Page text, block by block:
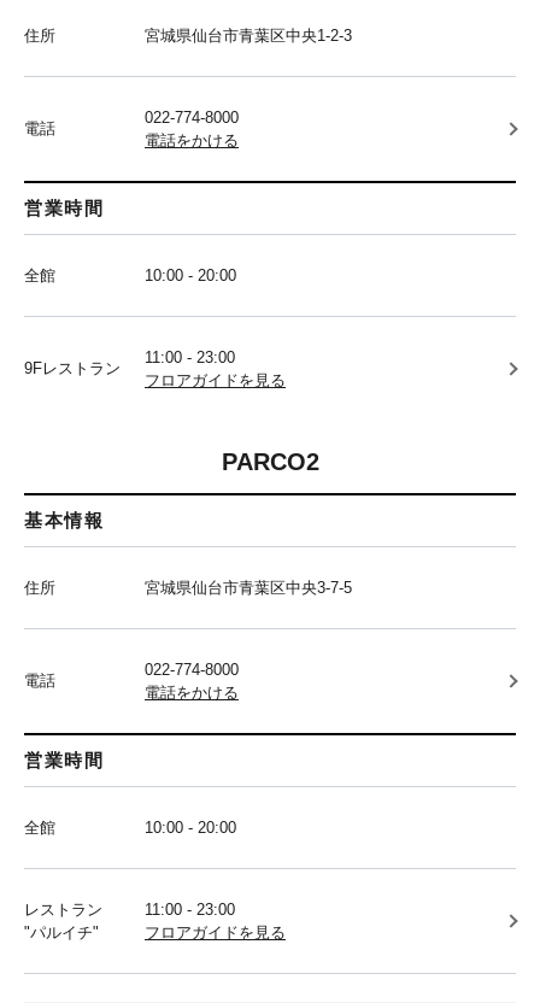
住所 宮城県仙台市青葉区中央1-2-3
電話
022-774-8000
電話をかける
営業時間
全館 10:00 - 20:00
9Fレストラン
11:00 - 23:00
フロアガイドを見る
PARCO2
基本情報
住所 宮城県仙台市青葉区中央3-7-5
電話
022-774-8000
電話をかける
営業時間
全館 10:00 - 20:00
レストラン
"パルイチ"
11:00 - 23:00
フロアガイドを見る